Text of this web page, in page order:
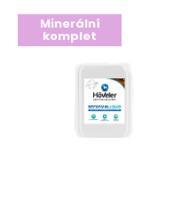
V
p
Minerální
komplet